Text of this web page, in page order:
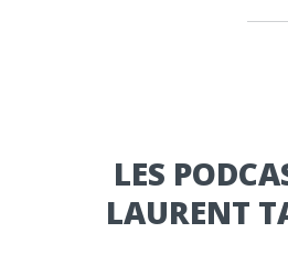
LES
LAURENT